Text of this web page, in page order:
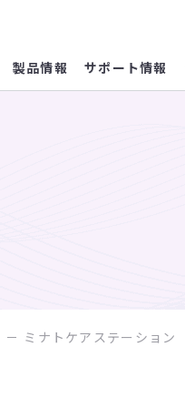
製品情報 サポート情報
ミナトケアステーション